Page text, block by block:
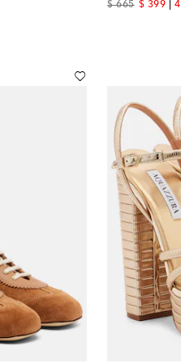
$ 665
original price
$ 399